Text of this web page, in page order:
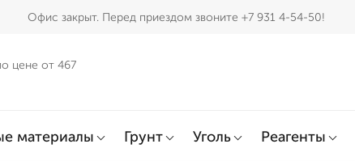
Офис закрыт. Перед приездом звоните +7 931 4-54-50!
цене от 467
материалы Грунт Уголь Реагенты